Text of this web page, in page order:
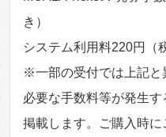
き）
システム利用料220円（
※一部の受付では上記と
必要な手数料等が発生
掲載します。ご購入時に